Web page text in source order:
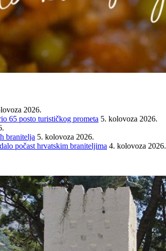
2026.
65 posto turističkog prometa 5. kolovoza 2026.
branitelja 5. kolovoza 2026.
počast hrvatskim braniteljima 4. kolovoza 2026.